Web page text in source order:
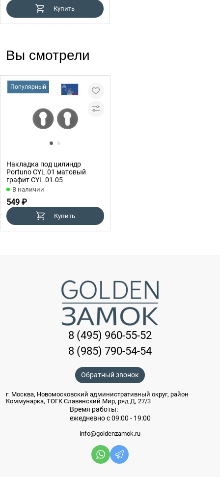
Купить
Вы смотрели
Популярный
Накладка под цилиндр
Portuno CYL.01 матовый
графит CYL.01.05
В наличии
549 ₽
Купить
8 (495) 960-55-52
8 (985) 790-54-54
Обратный звонок
г. Москва, Новомосковский административный округ, район
Коммунарка, ТОГК Славянский Мир, ряд Д, 27/3
Время работы:
ежедневно с 09:00 - 19:00
info@goldenzamok.ru